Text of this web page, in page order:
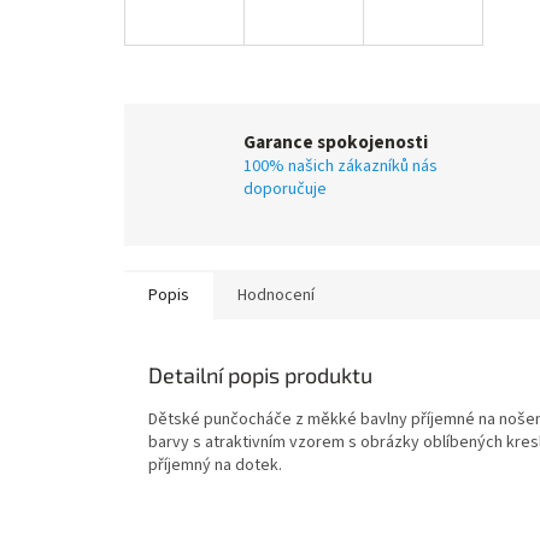
Garance spokojenosti
100% našich zákazníků nás
doporučuje
Popis Hodnocení
Detailní popis produktu
Dětské punčocháče z měkké bavlny příjemné na
barvy s atraktivním vzorem s obrázky oblíbených
příjemný na dotek.